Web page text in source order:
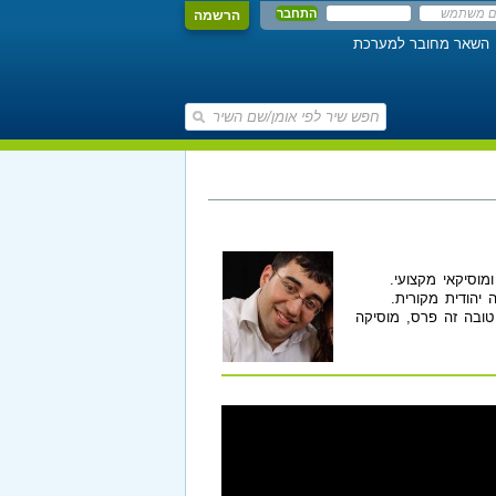
הרשמה
השאר מחובר למערכת
מקצועי.
יהודית מקורית.
זה פרס, מוסיקה